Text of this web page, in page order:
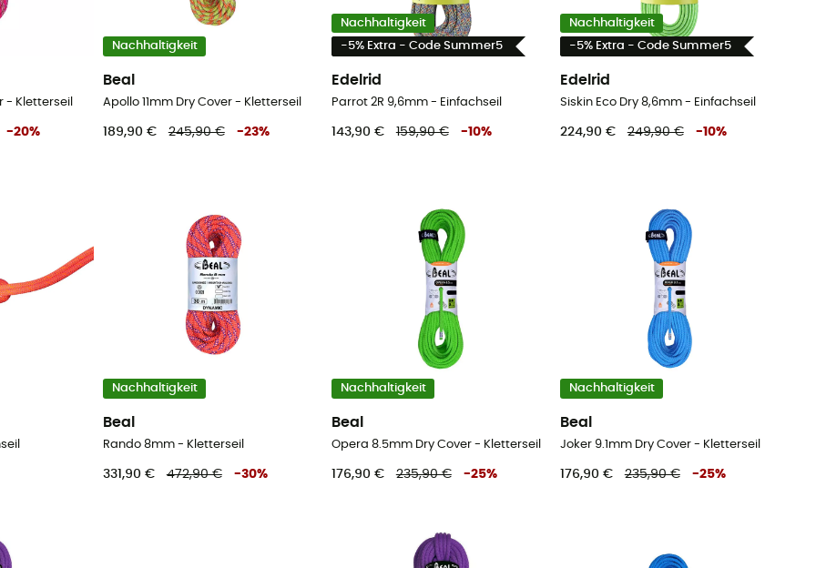
- Kletterseil
-20%
Nachhaltigkeit
Beal
Apollo 11mm Dry Cover - Kletterseil
189,90 € 245,90 € -23%
Nachhaltigkeit
-5% Extra - Code Summer5
Edelrid
Parrot 2R 9,6mm - Einfachseil
143,90 € 159,90 € -10%
Nachhaltigkeit
-5% Extra - Code Summer5
Edelrid
Siskin Eco Dry 8,6mm - Einfachseil
224,90 € 249,90 € -10%
Nachhaltigkeit
Beal
Rando 8mm - Kletterseil
331,90 € 472,90 € -30%
Nachhaltigkeit
Beal
Opera 8.5mm Dry Cover - Kletterseil
176,90 € 235,90 € -25%
Nachhaltigkeit
Beal
Joker 9.1mm Dry Cover - Kletterseil
176,90 € 235,90 € -25%